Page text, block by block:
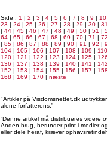
Side : 1 | 2 | 3 | 4 | 5 | 6 | 7 | 8 | 9 | 10
23 | 24 | 25 | 26 | 27 | 28 | 29 | 30 |
| 44 | 45 | 46 | 47 | 48 | 49 | 50 | 51 |
64 | 65 | 66 | 67 | 68 | 69 | 70 | 71 |
| 85 | 86 | 87 | 88 | 89 | 90 | 91 | 92 |
104 | 105 | 106 | 107 | 108 | 109 | 110
120 | 121 | 122 | 123 | 124 | 125 |
136 | 137 | 138 | 139 | 140 | 141 |
152 | 153 | 154 | 155 | 156 | 157 |
168 | 169 | 170 | næste
"Artikler på Visdomsnettet.dk
alene forfatterens.”
”Denne artikel må distribueres videre
Anden brug, herunder print i medier
eller dele heraf, kræver